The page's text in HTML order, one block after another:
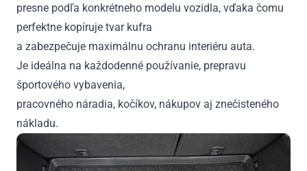
presne podľa konkrétneho modelu vozidla, vďaka čomu
perfektne kopíruje tvar kufra
a zabezpečuje maximálnu ochranu interiéru auta.
Je ideálna na každodenné používanie, prepravu
športového vybavenia,
pracovného náradia, kočíkov, nákupov aj znečisteného
nákladu.